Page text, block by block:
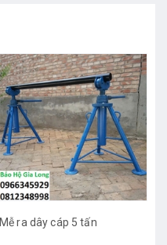
Mễ ra dây cáp 5 tấn